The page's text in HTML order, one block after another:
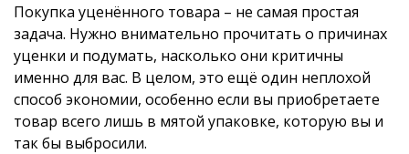
Покупка уценённого товара – не самая простая
задача. Нужно внимательно прочитать о причинах
уценки и подумать, насколько они критичны
именно для вас. В целом, это ещё один неплохой
способ экономии, особенно если вы приобретаете
товар всего лишь в мятой упаковке, которую вы и
так бы выбросили.